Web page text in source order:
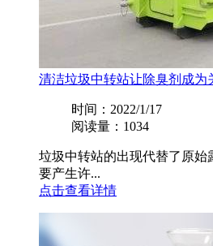
清洁垃圾中转站让除臭剂成为
时间：2022/1/17
阅读量：1034
垃圾中转站的出现代替了原始
要产生许...
点击查看详情